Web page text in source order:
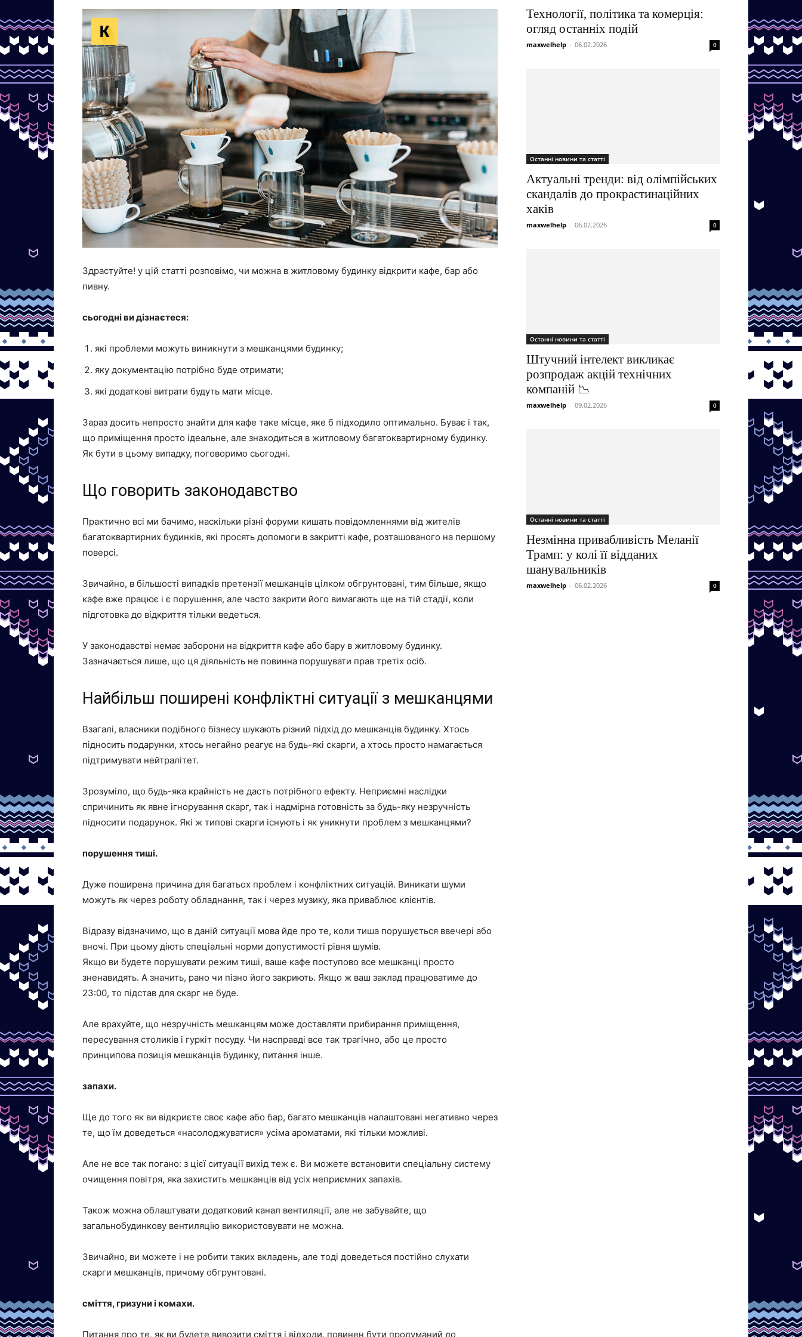
Здрастуйте! у цій статті розповімо, чи можна в житловому будинку відкрити кафе, бар або
пивну.
сьогодні ви дізнаєтеся:
які проблеми можуть виникнути з мешканцями будинку;
яку документацію потрібно буде отримати;
які додаткові витрати будуть мати місце.
Зараз досить непросто знайти для кафе таке місце, яке б підходило оптимально. Буває і так,
що приміщення просто ідеальне, але знаходиться в житловому багатоквартирному будинку.
Як бути в цьому випадку, поговоримо сьогодні.
Що говорить законодавство
Практично всі ми бачимо, наскільки різні форуми кишать повідомленнями від жителів
багатоквартирних будинків, які просять допомоги в закритті кафе, розташованого на першому
поверсі.
Звичайно, в більшості випадків претензії мешканців цілком обгрунтовані, тим більше, якщо
кафе вже працює і є порушення, але часто закрити його вимагають ще на тій стадії, коли
підготовка до відкриття тільки ведеться.
У законодавстві немає заборони на відкриття кафе або бару в житловому будинку.
Зазначається лише, що ця діяльність не повинна порушувати прав третіх осіб.
Найбільш поширені конфліктні ситуації з мешканцями
Взагалі, власники подібного бізнесу шукають різний підхід до мешканців будинку. Хтось
підносить подарунки, хтось негайно реагує на будь-які скарги, а хтось просто намагається
підтримувати нейтралітет.
Зрозуміло, що будь-яка крайність не дасть потрібного ефекту. Неприємні наслідки
спричинить як явне ігнорування скарг, так і надмірна готовність за будь-яку незручність
підносити подарунок. Які ж типові скарги існують і як уникнути проблем з мешканцями?
порушення тиші.
Дуже поширена причина для багатьох проблем і конфліктних ситуацій. Виникати шуми
можуть як через роботу обладнання, так і через музику, яка приваблює клієнтів.
Відразу відзначимо, що в даній ситуації мова йде про те, коли тиша порушується ввечері або
вночі. При цьому діють спеціальні норми допустимості рівня шумів.
Якщо ви будете порушувати режим тиші, ваше кафе поступово все мешканці просто
зненавидять. А значить, рано чи пізно його закриють. Якщо ж ваш заклад працюватиме до
23:00, то підстав для скарг не буде.
Але врахуйте, що незручність мешканцям може доставляти прибирання приміщення,
пересування столиків і гуркіт посуду. Чи насправді все так трагічно, або це просто
принципова позиція мешканців будинку, питання інше.
запахи.
Ще до того як ви відкриєте своє кафе або бар, багато мешканців налаштовані негативно через
те, що їм доведеться «насолоджуватися» усіма ароматами, які тільки можливі.
Але не все так погано: з цієї ситуації вихід теж є. Ви можете встановити спеціальну систему
очищення повітря, яка захистить мешканців від усіх неприємних запахів.
Також можна облаштувати додатковий канал вентиляції, але не забувайте, що
загальнобудинкову вентиляцію використовувати не можна.
Звичайно, ви можете і не робити таких вкладень, але тоді доведеться постійно слухати
скарги мешканців, причому обгрунтовані.
сміття, гризуни і комахи.
Питання про те, як ви будете вивозити сміття і відходи, повинен бути продуманий до
Технології, політика та комерція:
огляд останніх подій
maxwelhelp - 06.02.2026 0
Останні новини та статті
Актуальні тренди: від олімпійських
скандалів до прокрастинаційних
хаків
maxwelhelp - 06.02.2026 0
Останні новини та статті
Штучний інтелект викликає
розпродаж акцій технічних
компаній 📉
maxwelhelp - 09.02.2026 0
Останні новини та статті
Незмінна привабливість Меланії
Трамп: у колі її відданих
шанувальників
maxwelhelp - 06.02.2026 0